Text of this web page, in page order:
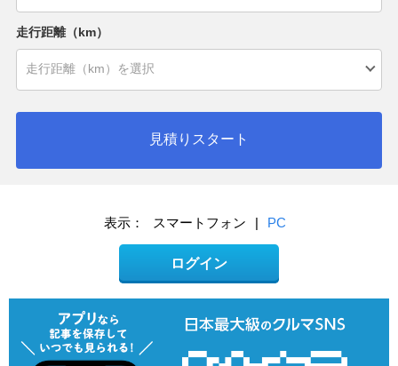
走行距離（km）
見積りスタート
表示： スマートフォン | PC
ログイン